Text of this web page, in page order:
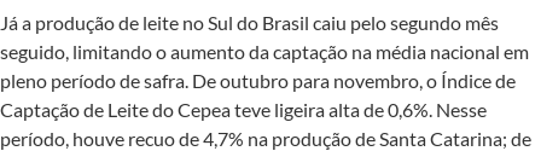
Já a produção de leite no Sul do Brasil caiu pelo segundo mês
seguido, limitando o aumento da captação na média nacional em
pleno período de safra. De outubro para novembro, o Índice de
Captação de Leite do Cepea teve ligeira alta de 0,6%. Nesse
período, houve recuo de 4,7% na produção de Santa Catarina; de